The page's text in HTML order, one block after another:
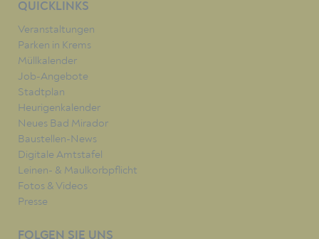
QUICKLINKS
Veranstaltungen
Parken in Krems
Müllkalender
Job-Angebote
Stadtplan
Heurigenkalender
Neues Bad Mirador
Baustellen-News
Digitale Amtstafel
Leinen- & Maulkorbpflicht
Fotos & Videos
Presse
FOLGEN SIE UNS